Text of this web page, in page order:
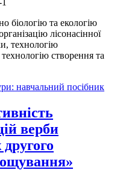
біологію та екологію
лісонасінної
технологію
створення та
навчальний посібник
верби